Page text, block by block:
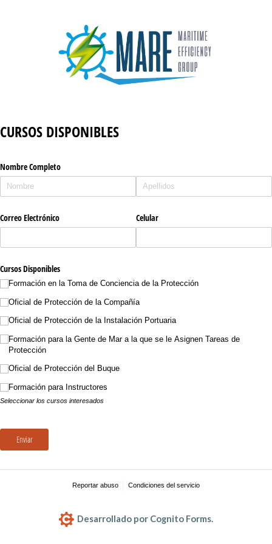
CURSOS DISPONIBLES
Nombre Completo
Correo Electrónico Celular
Cursos Disponibles
Formación en la Toma de Conciencia de la Protección
Oficial de Protección de la Compañía
Oficial de Protección de la Instalación Portuaria
Formación para la Gente de Mar a la que se le Asignen Tareas de
Protección
Oficial de Protección del Buque
Formación para Instructores
Seleccionar los cursos interesados
Enviar
Reportar abuso Condiciones del servicio
Desarrollado por Cognito Forms.